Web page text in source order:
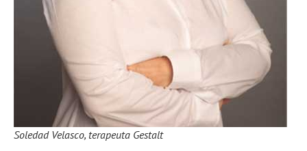
Soledad Velasco, terapeuta Gestalt